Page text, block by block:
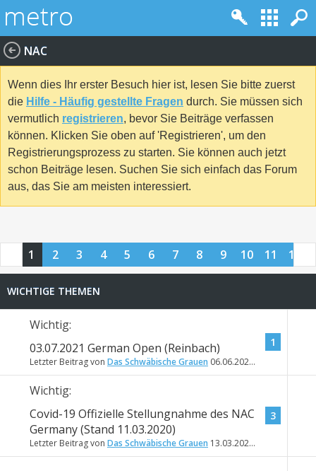
NAC
Wenn dies Ihr erster Besuch hier ist, lesen Sie bitte zuerst
die Hilfe - Häufig gestellte Fragen durch. Sie müssen sich
vermutlich registrieren, bevor Sie Beiträge verfassen
können. Klicken Sie oben auf 'Registrieren', um den
Registrierungsprozess zu starten. Sie können auch jetzt
schon Beiträge lesen. Suchen Sie sich einfach das Forum
aus, das Sie am meisten interessiert.
1 2 3 4 5 6 7 8 9 10 11
12
WICHTIGE THEMEN
Wichtig:
03.07.2021 German Open (Reinbach)
Letzter Beitrag von Das Schwäbische Grauen 06.06.2021
1
Wichtig:
Covid-19 Offizielle Stellungnahme des NAC
Germany (Stand 11.03.2020)
Letzter Beitrag von Das Schwäbische Grauen 13.03.2020
3